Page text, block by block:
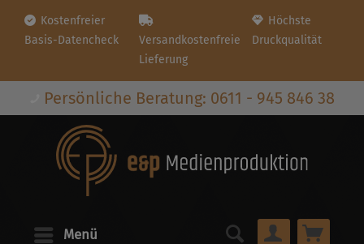
Kostenfreier
Basis-Datencheck
Versandkostenfreie
Lieferung
Höchste
Druckqualität
Persönliche Beratung: 0611 - 945 846 38
Menü